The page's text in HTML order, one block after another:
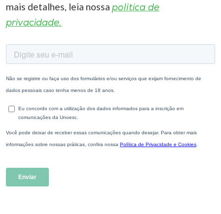
mais detalhes, leia nossa política de
privacidade.